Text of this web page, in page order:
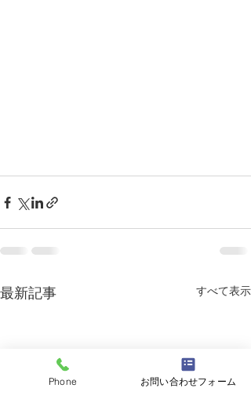
最新記事 すべて表示
Phone お問い合わせフォーム